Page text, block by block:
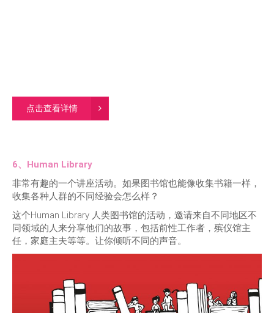
点击查看详情
6、Human Library
非常有趣的一个讲座活动。如果图书馆也能像收集书籍一样，
收集各种人群的不同经验会怎么样？
这个Human Library 人类图书馆的活动，邀请来自不同地区不
同领域的人来分享他们的故事，包括前性工作者，殡仪馆主
任，家庭主夫等等。让你倾听不同的声音。